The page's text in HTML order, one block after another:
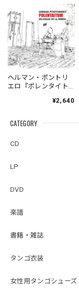
CATEGORY
CD
LP
DVD
楽譜
書籍・雑誌
タンゴ衣装
女性用タンゴシューズ
ヘルマン・ポントリ
エロ『ポレンタイト
Pontoriero『POLENT
la Ribera』
¥2,640